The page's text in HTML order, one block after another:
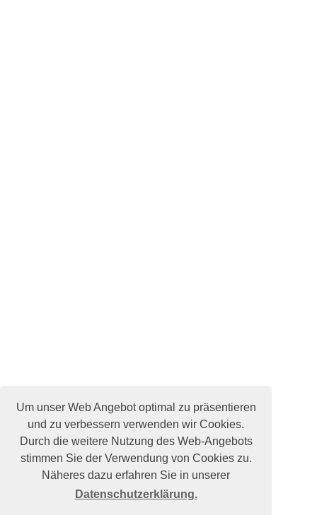
Um unser Web Angebot optimal zu präsentieren
und zu verbessern verwenden wir Cookies.
Durch die weitere Nutzung des Web-Angebots
stimmen Sie der Verwendung von Cookies zu.
Näheres dazu erfahren Sie in unserer
Datenschutzerklärung.